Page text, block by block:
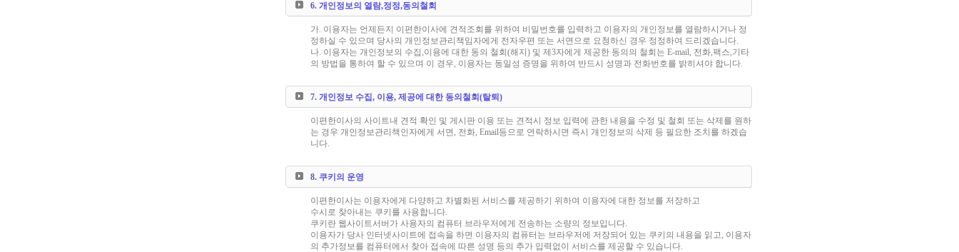
6. 개인정보의 열람,정정,동의철회
가. 이용자는 언제든지 이편한이사에 견적조회를 위하여 비밀번호를 입력하고 이용자의 개인정보를 열람하시거나 정
정하실 수 있으며 당사의 개인정보관리책임자에게 전자우편 또는 서면으로 요청하신 경우 정정하여 드리겠습니다.
나. 이용자는 개인정보의 수집,이용에 대한 동의 철회(해지) 및 제3자에게 제공한 동의의 철회는 E-mail, 전화,팩스,기타
의 방법을 통하여 할 수 있으며 이 경우, 이용자는 동일성 증명을 위하여 반드시 성명과 전화번호를 밝히셔야 합니다.
7. 개인정보 수집, 이용, 제공에 대한 동의철회(탈퇴)
이편한이사의 사이트내 견적 확인 및 게시판 이용 또는 견적시 정보 입력에 관한 내용을 수정 및 철회 또는 삭제를 원하
는 경우 개인정보관리책인자에게 서면, 전화, Email등으로 연락하시면 즉시 개인정보의 삭제 등 필요한 조치를 하겠습
니다.
8. 쿠키의 운영
이편한이사는 이용자에게 다양하고 차별화된 서비스를 제공하기 위하여 이용자에 대한 정보를 저장하고
수시로 찾아내는 쿠키를 사용합니다.
쿠키란 웹사이트서버가 사용자의 컴퓨터 브라우저에게 전송하는 소량의 정보입니다.
이용자가 당사 인터넷사이트에 접속을 하면 이용자의 컴퓨터는 브라우저에 저장되어 있는 쿠키의 내용을 읽고, 이용자
의 추가정보를 컴퓨터에서 찾아 접속에 따른 성명 등의 추가 입력없이 서비스를 제공할 수 있습니다.